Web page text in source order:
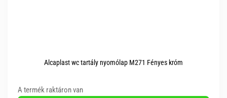
Alcaplast wc tartály nyomólap M271 Fényes króm
A termék raktáron van